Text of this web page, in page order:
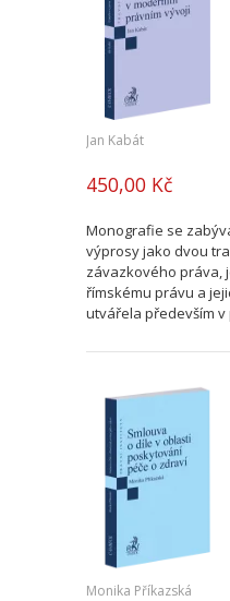
Jan Kabát
450,00 Kč
Monografie se
výprosy jako dvou
závazkového práva,
římskému právu a
utvářela především v
Monika Příkazská